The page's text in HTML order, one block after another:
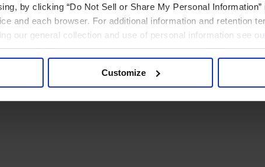
by clicking “Do Not Sell or Share My Personal
and each browser. For additional information and retention
our general collection and use of personal information see
Customize